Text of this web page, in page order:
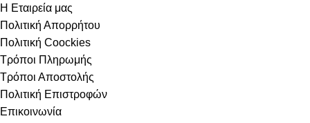
Η Εταιρεία μας
Πολιτική Απορρήτου
Πολιτική Coockies
Τρόποι Πληρωμής
Τρόποι Αποστολής
Πολιτική Επιστροφών
Επικοινωνία